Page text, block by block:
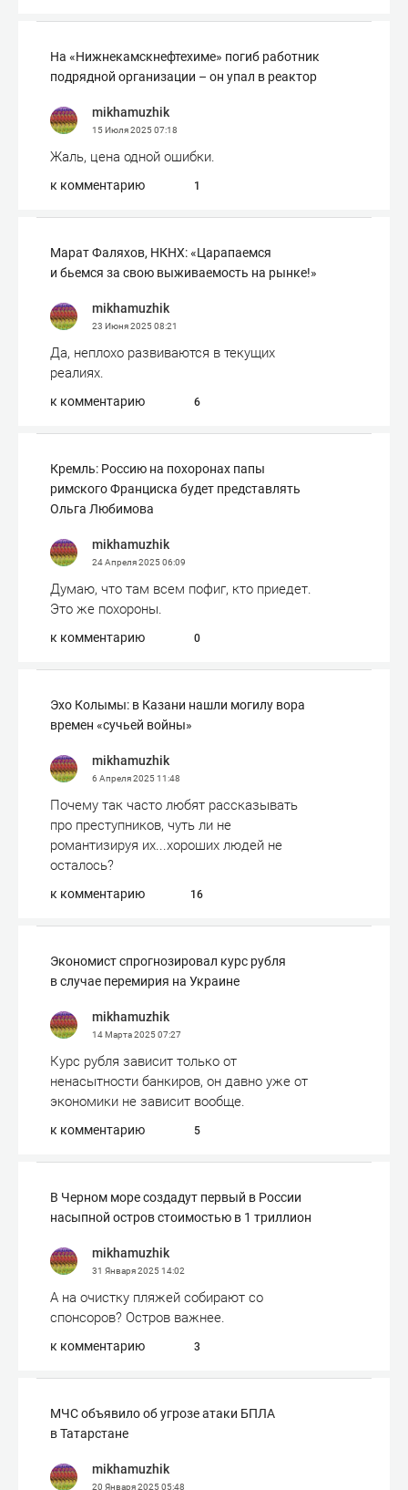
На «Нижнекамскнефтехиме» погиб работник
подрядной организации – он упал в реактор
mikhamuzhik
15 Июля 202507:18
Жаль, цена одной ошибки.
к комментарию 1
Марат Фаляхов, НКНХ: «Царапаемся
и бьемся за свою выживаемость на рынке!»
mikhamuzhik
23 Июня 202508:21
Да, неплохо развиваются в текущих
реалиях.
к комментарию 6
Кремль: Россию на похоронах папы
римского Франциска будет представлять
Ольга Любимова
mikhamuzhik
24 Апреля 202506:09
Думаю, что там всем пофиг, кто приедет.
Это же похороны.
к комментарию 0
Эхо Колымы: в Казани нашли могилу вора
времен «сучьей войны»
mikhamuzhik
6 Апреля 202511:48
Почему так часто любят рассказывать
про преступников, чуть ли не
романтизируя их...хороших людей не
осталось?
к комментарию 16
Экономист спрогнозировал курс рубля
в случае перемирия на Украине
mikhamuzhik
14 Марта 202507:27
Курс рубля зависит только от
ненасытности банкиров, он давно уже от
экономики не зависит вообще.
к комментарию 5
В Черном море создадут первый в России
насыпной остров стоимостью в 1 триллион
mikhamuzhik
31 Января 202514:02
А на очистку пляжей собирают со
спонсоров? Остров важнее.
к комментарию 3
МЧС объявило об угрозе атаки БПЛА
в Татарстане
mikhamuzhik
20 Января 202505:48